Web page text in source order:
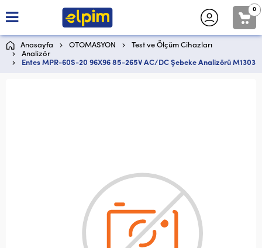
0
Anasayfa OTOMASYON
Test ve Ölçüm Cihazları
Analizör
Entes MPR-60S-20 96X96 85-265V AC/DC Şebeke Analizörü M1303